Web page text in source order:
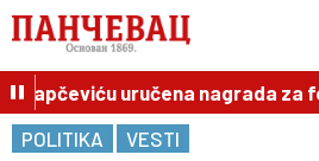
Lapčeviću uručena nagrada za
POLITIKA
VESTI